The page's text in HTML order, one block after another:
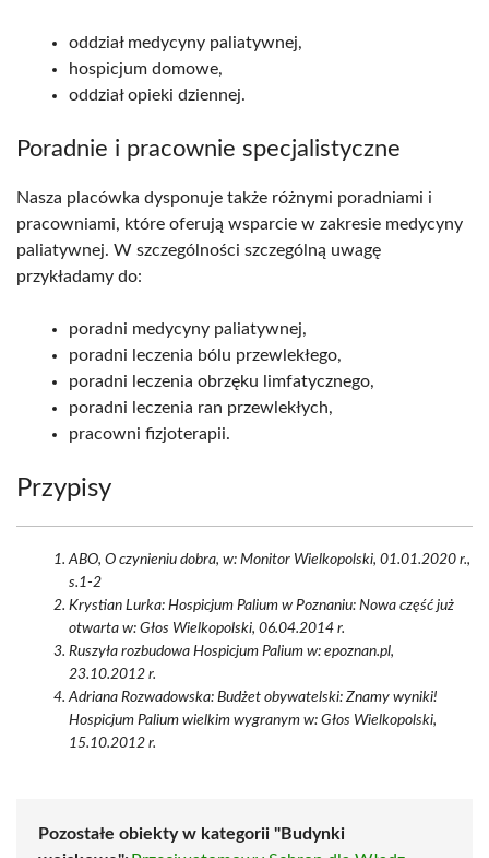
oddział medycyny paliatywnej,
hospicjum domowe,
oddział opieki dziennej.
Poradnie i pracownie specjalistyczne
Nasza placówka dysponuje także różnymi poradniami i
pracowniami, które oferują wsparcie w zakresie medycyny
paliatywnej. W szczególności szczególną uwagę
przykładamy do:
poradni medycyny paliatywnej,
poradni leczenia bólu przewlekłego,
poradni leczenia obrzęku limfatycznego,
poradni leczenia ran przewlekłych,
pracowni fizjoterapii.
Przypisy
ABO, O czynieniu dobra, w: Monitor Wielkopolski, 01.01.2020 r.,
s.1-2
Krystian Lurka: Hospicjum Palium w Poznaniu: Nowa część już
otwarta w: Głos Wielkopolski, 06.04.2014 r.
Ruszyła rozbudowa Hospicjum Palium w: epoznan.pl,
23.10.2012 r.
Adriana Rozwadowska: Budżet obywatelski: Znamy wyniki!
Hospicjum Palium wielkim wygranym w: Głos Wielkopolski,
15.10.2012 r.
Pozostałe obiekty w kategorii "Budynki